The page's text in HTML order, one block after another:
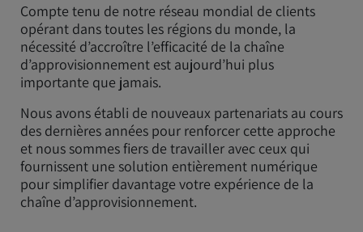
Compte tenu de notre réseau mondial de clients
opérant dans toutes les régions du monde, la
nécessité d’accroître l’efficacité de la chaîne
d’approvisionnement est aujourd’hui plus
importante que jamais.
Nous avons établi de nouveaux partenariats au cours
des dernières années pour renforcer cette approche
et nous sommes fiers de travailler avec ceux qui
fournissent une solution entièrement numérique
pour simplifier davantage votre expérience de la
chaîne d’approvisionnement.